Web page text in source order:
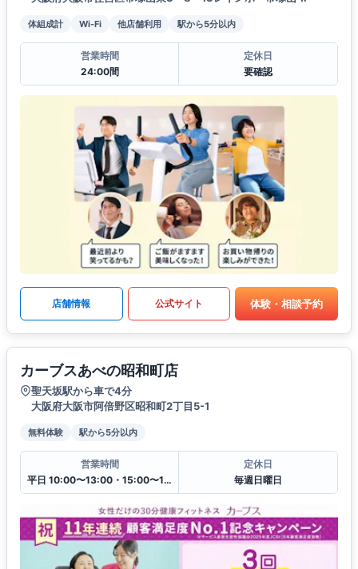
体組成計 Wi-Fi 他店舗利用 駅から5分以内
営業時間
24:00間
定休日
要確認
店舗情報 公式サイト 体験・相談予約
カーブスあべの昭和町店
聖天坂駅から車で4分
大阪府大阪市阿倍野区昭和町2丁目5-1
無料体験 駅から5分以内
営業時間
平日 10:00〜13:00・15:00〜19:00
定休日
毎週日曜日